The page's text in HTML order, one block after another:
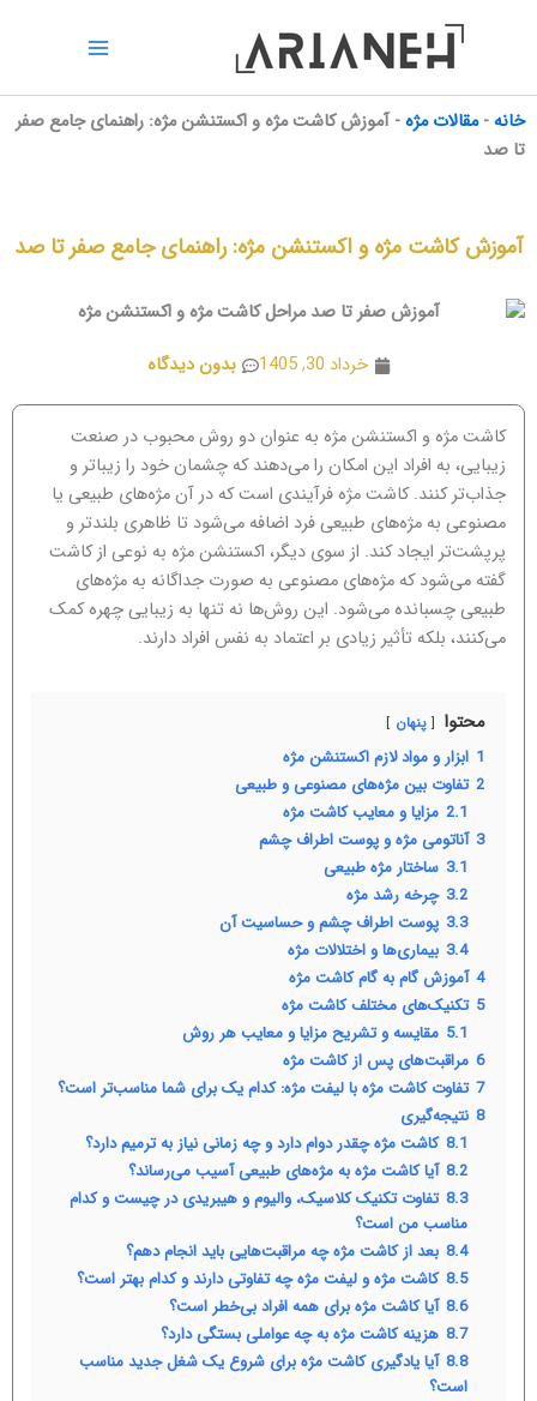
خانه-مقالات مژه- آموزش کاشت مژه و اکستنشن مژه: راهنمای جامع صفر
تا صد
آموزش کاشت مژه و اکستنشن مژه: راهنمای جامع صفر تا صد
خرداد 30, 1405 بدون دیدگاه
کاشت مژه و اکستنشن مژه به عنوان دو روش محبوب در صنعت
زیبایی، به افراد این امکان را می‌دهند که چشمان خود را زیباتر و
جذاب‌تر کنند. کاشت مژه فرآیندی است که در آن مژه‌های طبیعی یا
مصنوعی به مژه‌های طبیعی فرد اضافه می‌شود تا ظاهری بلندتر و
پرپشت‌تر ایجاد کند. از سوی دیگر، اکستنشن مژه به نوعی از کاشت
گفته می‌شود که مژه‌های مصنوعی به صورت جداگانه به مژه‌های
طبیعی چسبانده می‌شود. این روش‌ها نه تنها به زیبایی چهره کمک
می‌کنند، بلکه تأثیر زیادی بر اعتماد به نفس افراد دارند.
محتوا پنهان
1 ابزار و مواد لازم اکستنشن مژه
2 تفاوت بین مژه‌های مصنوعی و طبیعی
2.1 مزایا و معایب کاشت مژه
3 آناتومی مژه و پوست اطراف چشم
3.1 ساختار مژه طبیعی
3.2 چرخه رشد مژه
3.3 پوست اطراف چشم و حساسیت آن
3.4 بیماری‌ها و اختلالات مژه
4 آموزش گام به گام کاشت مژه
5 تکنیک‌های مختلف کاشت مژه
5.1 مقایسه و تشریح مزایا و معایب هر روش
6 مراقبت‌های پس از کاشت مژه
7 تفاوت کاشت مژه با لیفت مژه: کدام یک برای شما مناسب‌تر است؟
8 نتیجه‌گیری
8.1 کاشت مژه چقدر دوام دارد و چه زمانی نیاز به ترمیم دارد؟
8.2 آیا کاشت مژه به مژه‌های طبیعی آسیب می‌رساند؟
8.3 تفاوت تکنیک کلاسیک، والیوم و هیبریدی در چیست و کدام
مناسب من است؟
8.4 بعد از کاشت مژه چه مراقبت‌هایی باید انجام دهم؟
8.5 کاشت مژه و لیفت مژه چه تفاوتی دارند و کدام بهتر است؟
8.6 آیا کاشت مژه برای همه افراد بی‌خطر است؟
8.7 هزینه کاشت مژه به چه عواملی بستگی دارد؟
8.8 آیا یادگیری کاشت مژه برای شروع یک شغل جدید مناسب
است؟